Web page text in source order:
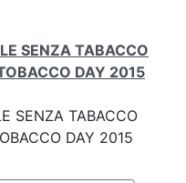
SENZA TABACCO
DAY 2015
SENZA TABACCO
DAY 2015